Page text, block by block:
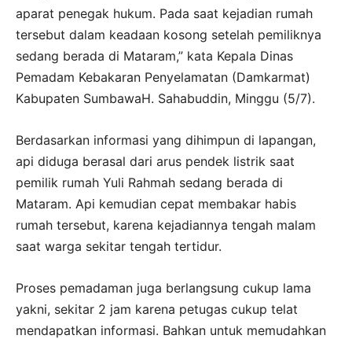
aparat penegak hukum. Pada saat kejadian rumah
tersebut dalam keadaan kosong setelah pemiliknya
sedang berada di Mataram,” kata Kepala Dinas
Pemadam Kebakaran Penyelamatan (Damkarmat)
Kabupaten SumbawaH. Sahabuddin, Minggu (5/7).
Berdasarkan informasi yang dihimpun di lapangan,
api diduga berasal dari arus pendek listrik saat
pemilik rumah Yuli Rahmah sedang berada di
Mataram. Api kemudian cepat membakar habis
rumah tersebut, karena kejadiannya tengah malam
saat warga sekitar tengah tertidur.
Proses pemadaman juga berlangsung cukup lama
yakni, sekitar 2 jam karena petugas cukup telat
mendapatkan informasi. Bahkan untuk memudahkan